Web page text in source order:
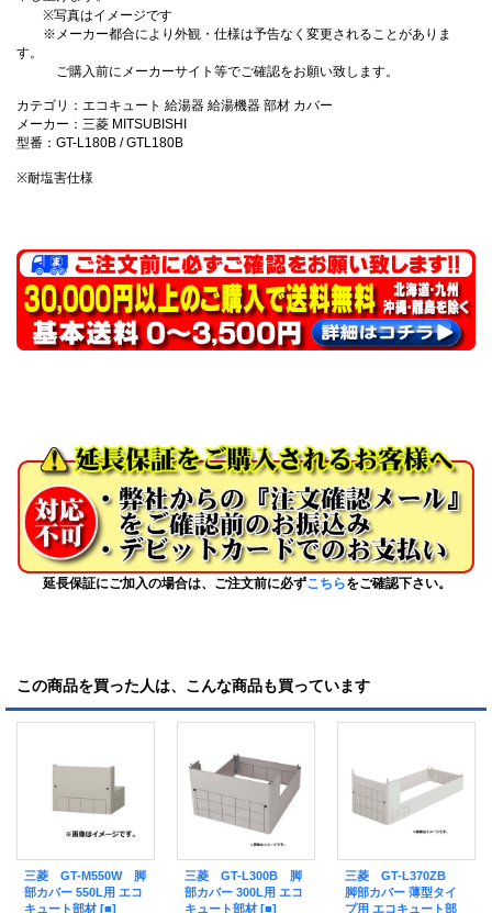
※写真はイメージです
※メーカー都合により外観・仕様は予告なく変更されることがありま
す。
ご購入前にメーカーサイト等でご確認をお願い致します。
カテゴリ：エコキュート 給湯器 給湯機器 部材 カバー
メーカー：三菱 MITSUBISHI
型番：GT-L180B / GTL180B
※耐塩害仕様
延長保証にご加入の場合は、ご注文前に必ずこちらをご確認下さい。
この商品を買った人は、こんな商品も買っています
三菱 GT-M550W 脚
部カバー 550L用 エコ
キュート部材 [■]
三菱 GT-L300B 脚
部カバー 300L用 エコ
キュート部材 [■]
三菱 GT-L370ZB
脚部カバー 薄型タイ
プ用 エコキュート部